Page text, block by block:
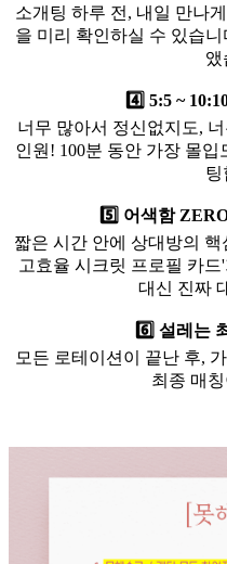
소개팅 하루 전, 내일 만나
을 미리 확인하실 수 있습
앴
4️⃣ 5:5 ~
너무 많아서 정신없지도,
인원! 100분 동안 가장 몰입
팅
5️⃣ 어색함
짧은 시간 안에 상대방의
고효율 시크릿 프로필 카
대신 진짜
6️⃣ 설레는
모든 로테이션이 끝난 후,
최종 매